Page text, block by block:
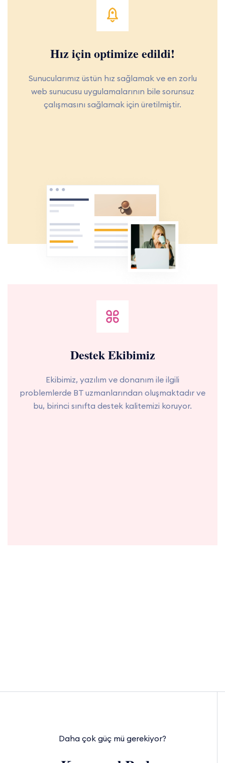
Hız için optimize edildi!
Sunucularımız üstün hız sağlamak ve en zorlu
web sunucusu uygulamalarının bile sorunsuz
çalışmasını sağlamak için üretilmiştir.
Destek Ekibimiz
Ekibimiz, yazılım ve donanım ile ilgili
problemlerde BT uzmanlarından oluşmaktadır ve
bu, birinci sınıfta destek kalitemizi koruyor.
Daha çok güç mü gerekiyor?